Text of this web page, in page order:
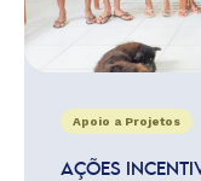
Apoio a Projetos
AÇÕES